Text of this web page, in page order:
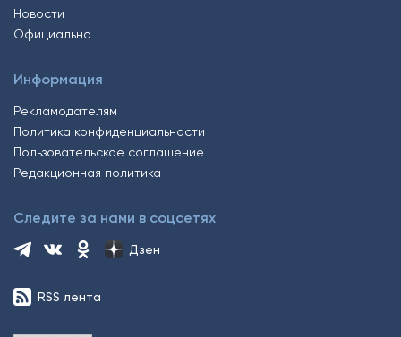
Новости
Официально
Информация
Рекламодателям
Политика конфиденциальности
Пользовательское соглашение
Редакционная политика
Следите за нами в соцсетях
Дзен
RSS лента